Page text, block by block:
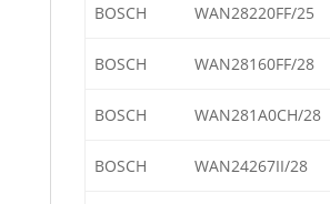
BOSCH WAN28220FF/25
BOSCH WAN28160FF/28
BOSCH WAN281A0CH/28
BOSCH WAN24267II/28